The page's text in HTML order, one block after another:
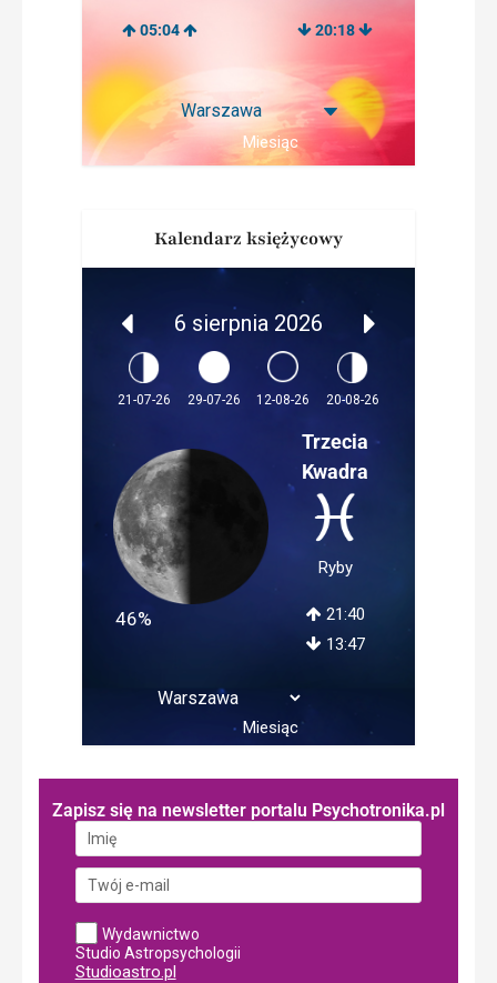
05:04 20:18
Miesiąc
Kalendarz księżycowy
6 sierpnia 2026
21-07-26 29-07-26 12-08-26 20-08-26
46%
Trzecia
Kwadra
Ryby
21:40
13:47
Miesiąc
Zapisz się na newsletter portalu Psychotronika.pl
Wydawnictwo
Studio Astropsychologii
Studioastro.pl